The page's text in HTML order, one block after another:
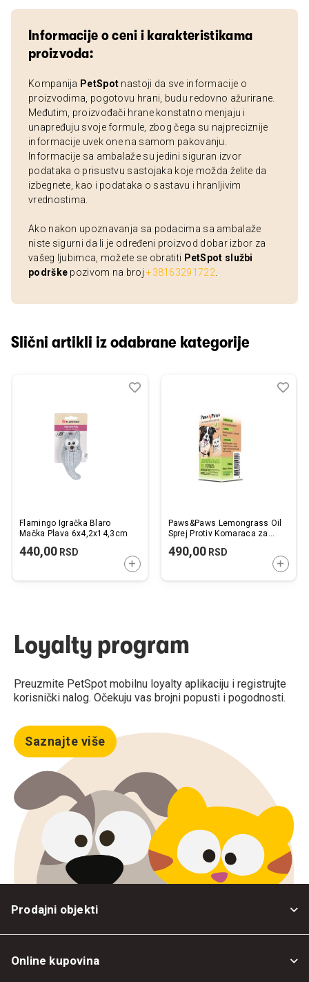
Informacije o ceni i karakteristikama
proizvoda:
Kompanija PetSpot nastoji da sve informacije o
proizvodima, pogotovu hrani, budu redovno ažurirane.
Međutim, proizvođači hrane konstatno menjaju i
unapređuju svoje formule, zbog čega su najpreciznije
informacije uvek one na samom pakovanju.
Informacije sa ambalaže su jedini siguran izvor
podataka o prisustvu sastojaka koje možda želite da
izbegnete, kao i podataka o sastavu i hranljivim
vrednostima.
Ako nakon upoznavanja sa podacima sa ambalaže
niste sigurni da li je određeni proizvod dobar izbor za
vašeg ljubimca, možete se obratiti PetSpot službi
podrške pozivom na broj+38163291722
Slični artikli iz odabrane kategorije
Flamingo Igračka Blaro
Mačka Plava 6x4,2x14,3cm
440,00 RSD
DODAJTE U KORPU
Dodaj
Uporedi
Paws&Paws Lemongrass Oil
Sprej Protiv Komaraca za
490,00RSD
Loyalty program
Preuzmite PetSpot mobilnu loyalty aplikaciju i registrujte
korisnički nalog. Očekuju vas brojni popusti i pogodnosti.
Saznajte više
Prodajni objekti
Online kupovina